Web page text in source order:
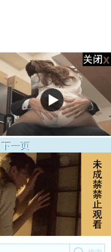
下一页